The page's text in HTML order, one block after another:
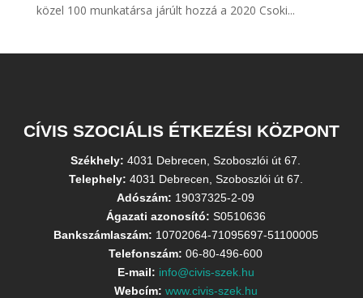
közel 100 munkatársa járúlt hozzá a 2020 Csoki...
CÍVIS SZOCIÁLIS ÉTKEZÉSI KÖZPONT
Székhely: 4031 Debrecen, Szoboszlói út 67.
Telephely: 4031 Debrecen, Szoboszlói út 67.
Adószám: 19037325-2-09
Ágazati azonosító: S0510636
Bankszámlaszám: 10702064-71095697-51100005
Telefonszám: 06-80-496-600
E-mail: info@civis-szek.hu
Webcím: www.civis-szek.hu